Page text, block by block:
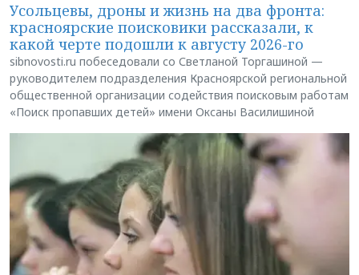
Усольцевы, дроны и жизнь на два фронта:
красноярские поисковики рассказали, к
какой черте подошли к августу 2026-го
sibnovosti.ru побеседовали со Светланой Торгашиной —
руководителем подразделения Красноярской региональной
общественной организации содействия поисковым работам
«Поиск пропавших детей» имени Оксаны Василишиной